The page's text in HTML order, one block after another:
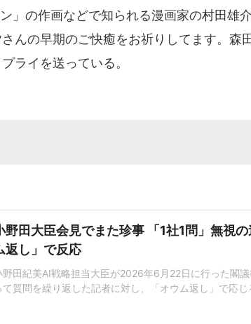
」の作画などで知られる漫画家の村田雄
んの早期のご快癒をお祈りしてます。森
ライを送っている。
野田大臣会見でまた珍事 「1社1問」無視
返し」で反応
野田紀美AI戦略担当大臣が2026年6月22日に行った閣
て質問を繰り返した記者に対し、「オウム返し」で応
となっている。人工知能基本計画の改定素案めぐり応酬
知能基本計画の改定素案を決定したことを報告した。話